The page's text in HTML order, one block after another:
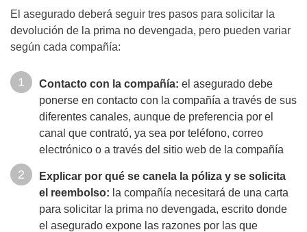
El asegurado deberá seguir tres pasos para solicitar la
devolución de la prima no devengada, pero pueden variar
según cada compañía:
Contacto con la compañía: el asegurado debe
ponerse en contacto con la compañía a través de sus
diferentes canales, aunque de preferencia por el
canal que contrató, ya sea por teléfono, correo
electrónico o a través del sitio web de la compañía
Explicar por qué se canela la póliza y se solicita
el reembolso: la compañía necesitará de una carta
para solicitar la prima no devengada, escrito donde
el asegurado expone las razones por las que